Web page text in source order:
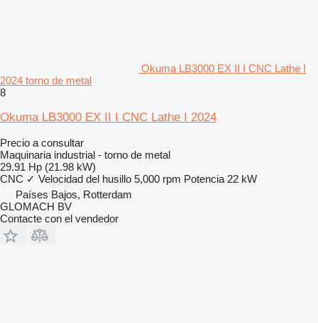
Okuma LB3000 EX II I CNC Lathe I
2024 torno de metal
8
Okuma LB3000 EX II I CNC Lathe I 2024
Precio a consultar
Maquinaria industrial - torno de metal
29.91 Hp (21.98 kW)
CNC ✓ Velocidad del husillo 5,000 rpm Potencia 22 kW
Países Bajos, Rotterdam
GLOMACH BV
Contacte con el vendedor